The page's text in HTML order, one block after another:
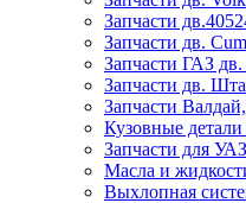
Запчасти
Запчасти дв.
Запчасти ГАЗ
Запчасти дв.
Запчасти
Кузовные
Запчасти для УАЗ
Масла и
Выхлопная